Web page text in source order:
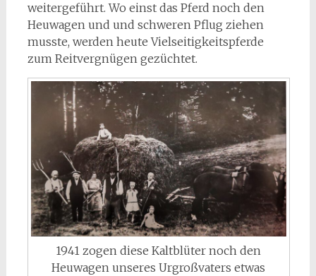
weitergeführt. Wo einst das Pferd noch den
Heuwagen und und schweren Pflug ziehen
musste, werden heute Vielseitigkeitspferde
zum Reitvergnügen gezüchtet.
1941 zogen diese Kaltblüter noch den
Heuwagen unseres Urgroßvaters etwas